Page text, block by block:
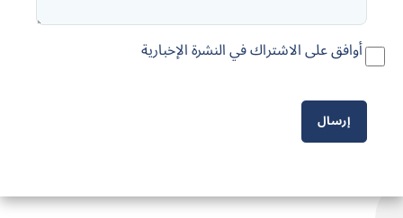
أوافق على الاشتراك في النشرة الإخبارية